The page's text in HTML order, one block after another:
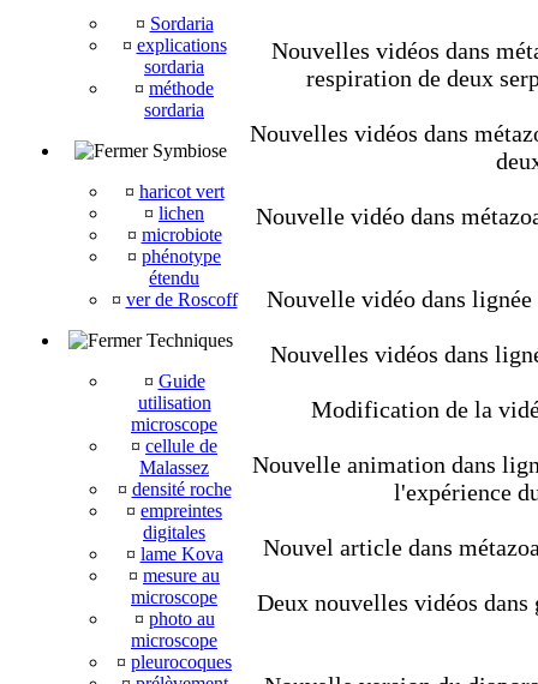
¤ Sordaria
¤ explications
sordaria
¤ méthode
sordaria
Symbiose
¤ haricot vert
¤ lichen
¤ microbiote
¤ phénotype
étendu
¤ ver de Roscoff
Techniques
¤ Guide
utilisation
microscope
¤ cellule de
Malassez
¤ densité roche
¤ empreintes
digitales
¤ lame Kova
¤ mesure au
microscope
¤ photo au
microscope
¤ pleurocoques
Nouvelles vidéos dans
respiration de deux
Nouvelles vidéos dans
Nouvelle vidéo dans
Nouvelle vidéo dans
Nouvelles vidéos dans
Modification de la
Nouvelle animation dans
l'expérience
Nouvel article dans
Deux nouvelles vidéos